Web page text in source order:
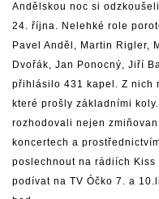
Andělskou noc si
24. října. Nelehké role
Pavel Anděl, Martin Rigler,
Dvořák, Jan Ponocný, Jiří
přihlásilo 431 kapel. Z nich
které prošly základními
rozhodovali nejen
koncertech a
poslechnout na rádiích
podívat na TV Óčko 7. a